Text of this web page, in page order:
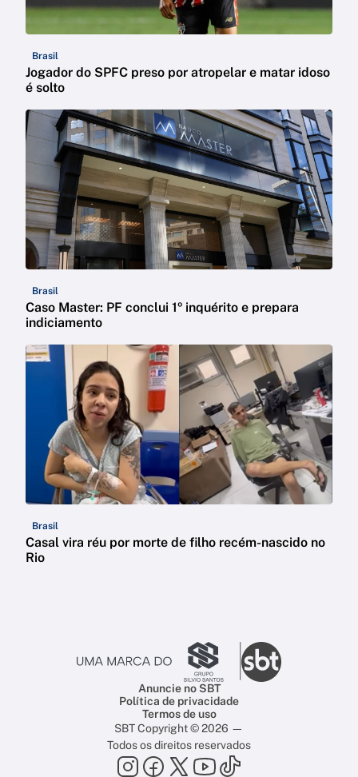
Brasil
Jogador do SPFC preso por atropelar e matar idoso
é solto
Brasil
Caso Master: PF conclui 1º inquérito e prepara
indiciamento
Brasil
Casal vira réu por morte de filho recém-nascido no
Rio
Anuncie no SBT
Política de privacidade
Termos de uso
SBT Copyright © 2026 —
Todos os direitos reservados